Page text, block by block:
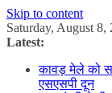
Skip to content
Saturday, August 8,
Latest:
कावड़ मेले को
एसएसपी दून